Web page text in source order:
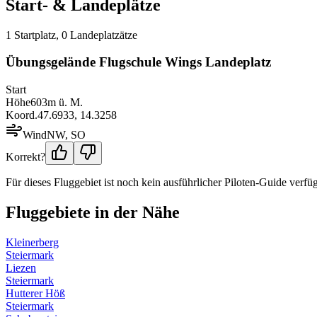
Start- & Landeplätze
1 Startplatz, 0 Landeplatzätze
Übungsgelände Flugschule Wings Landeplatz
Start
Höhe603m ü. M.
Koord.47.6933, 14.3258
WindNW, SO
Korrekt?
Für dieses Fluggebiet ist noch kein ausführlicher Piloten-Guide
Fluggebiete in der Nähe
Kleinerberg
Steiermark
Liezen
Steiermark
Hutterer Höß
Steiermark